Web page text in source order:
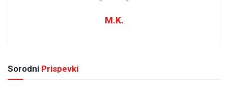
M.K.
Sorodni Prispevki